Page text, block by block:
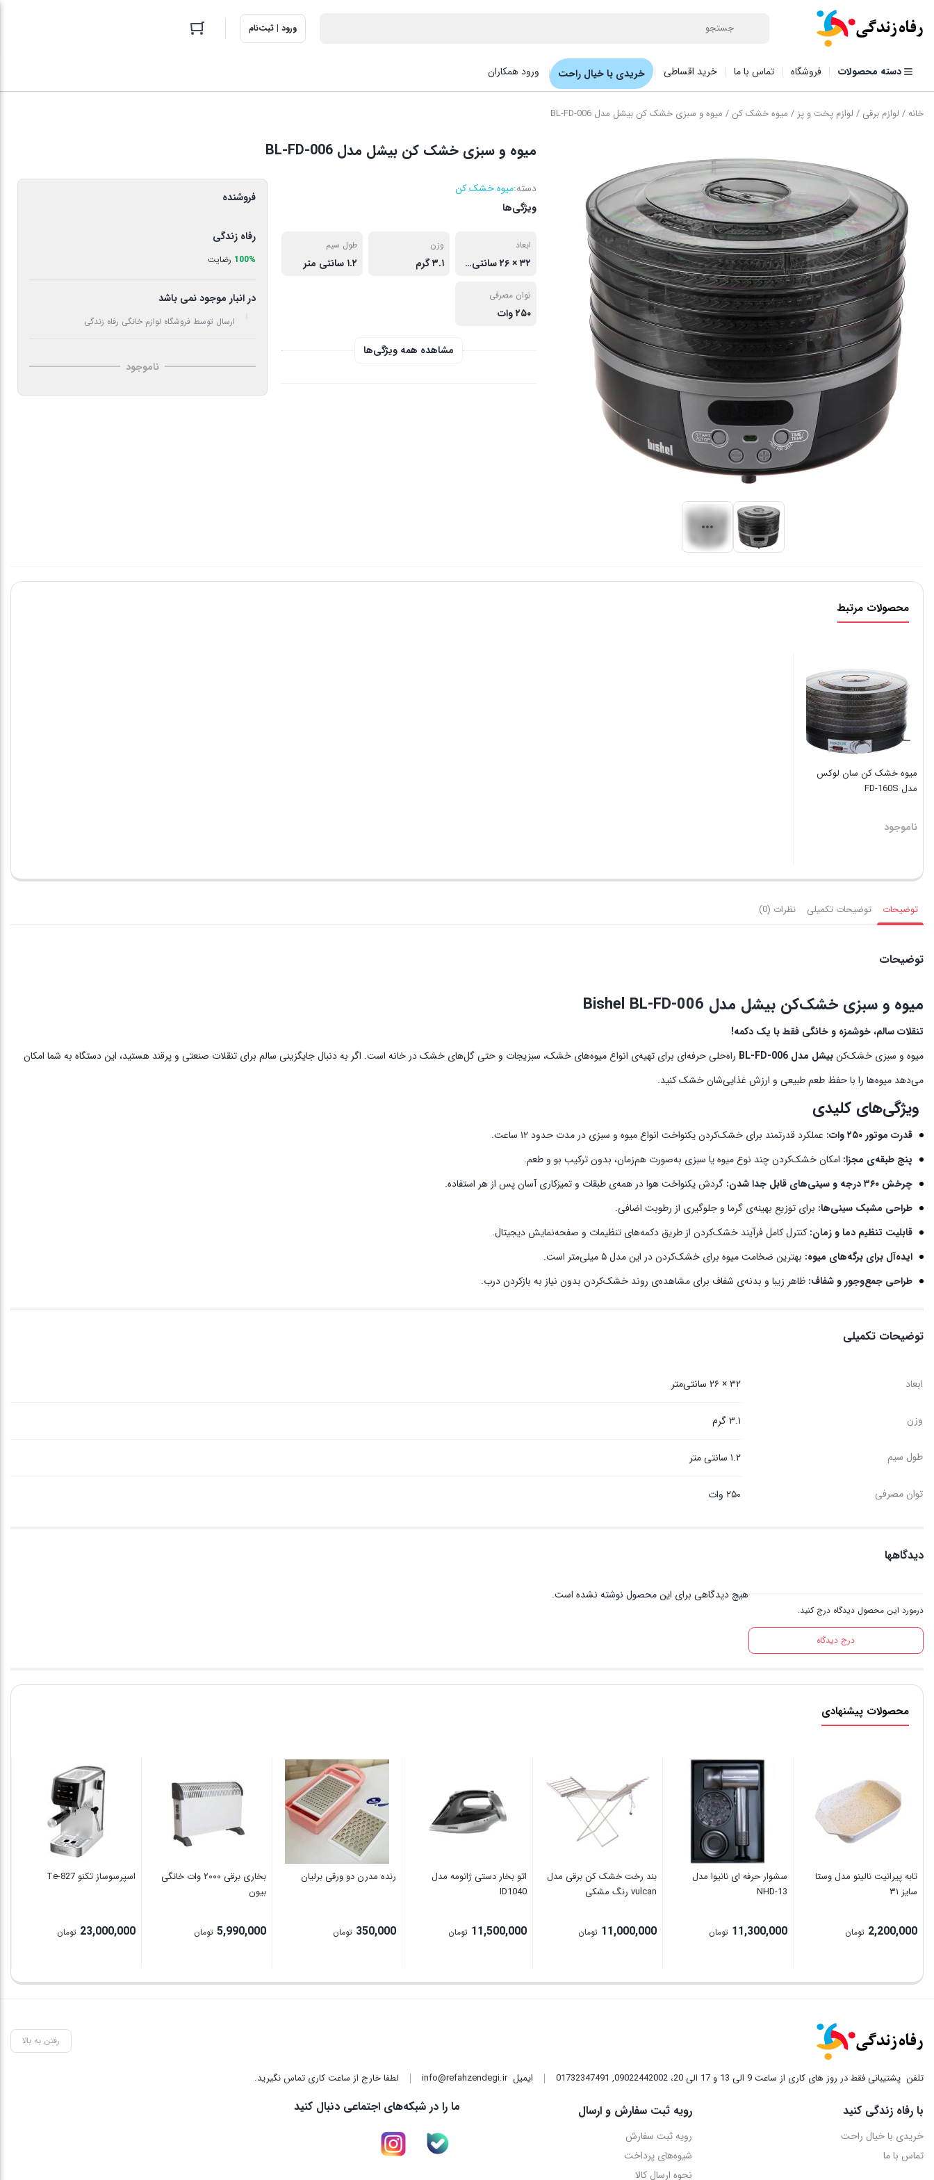
ورود | ثبت‌نام
دسته محصولات فروشگاه تماس با ما خرید اقساطی خریدی با خیال راحت ورود همکاران
خانه/ لوازم برقی / لوازم پخت و پز / میوه خشک کن / میوه و سبزی خشک کن بیشل مدل BL-FD-006
میوه و سبزی خشک کن بیشل مدل BL-FD-006
دسته:میوه خشک کن
ویژگی‌ها
ابعاد
۳۲ × ۲۶ سانتی‌متر
وزن
۳.۱ گرم
طول سیم
۱.۲ سانتی متر
توان مصرفی
۲۵۰ وات
مشاهده همه ویژگی‌ها
فروشنده
رفاه زندگی
100% رضایت
در انبار موجود نمی باشد
ارسال توسط فروشگاه لوازم خانگی رفاه زندگی
ناموجود
محصولات مرتبط
میوه خشک کن سان لوکس
مدل FD-160S
ناموجود
توضیحات توضیحات تکمیلی نظرات (0)
توضیحات
میوه و سبزی خشک‌کن بیشل مدل Bishel BL-FD-006
تنقلات سالم، خوشمزه و خانگی فقط با یک دکمه!
میوه و سبزی خشک‌کنبیشل مدل BL-FD-006
راه‌حلی حرفه‌ای برای تهیه‌ی انواع میوه‌های خشک، سبزیجات و حتی گل‌های خشک در خانه است. اگر به دنبال جایگزینی سالم برای تنقلات صنعتی و پرقند هستید، این دستگاه به شما امکان
می‌دهد میوه‌ها را با حفظ طعم طبیعی و ارزش غذایی‌شان خشک کنید.
ویژگی‌های کلیدی
قدرت موتور ۲۵۰ وات:
عملکرد قدرتمند برای خشک‌کردن یکنواخت انواع میوه و سبزی در مدت حدود ۱۲ ساعت.
پنج طبقه‌ی مجزا: امکان خشک‌کردن چند نوع میوه یا سبزی به‌صورت هم‌زمان، بدون ترکیب بو و طعم.
چرخش ۳۶۰ درجه و سینی‌های قابل جدا شدن:
گردش یکنواخت هوا در همه‌ی طبقات و تمیزکاری آسان پس از هر استفاده.
طراحی مشبک سینی‌ها: برای توزیع بهینه‌ی گرما و جلوگیری از رطوبت اضافی.
قابلیت تنظیم دما و زمان: کنترل کامل فرآیند خشک‌کردن از طریق دکمه‌های تنظیمات و صفحه‌نمایش دیجیتال.
ایده‌آل برای برگه‌های میوه: بهترین ضخامت میوه برای خشک‌کردن در این مدل ۵ میلی‌متر است.
طراحی جمع‌وجور و شفاف: ظاهر زیبا و بدنه‌ی شفاف برای مشاهده‌ی روند خشک‌کردن بدون نیاز به بازکردن درب.
توضیحات تکمیلی
ابعاد ۳۲ × ۲۶ سانتی‌متر
وزن ۳.۱ گرم
طول سیم ۱.۲ سانتی متر
توان مصرفی ۲۵۰ وات
دیدگاهها
درمورد این محصول دیدگاه درج کنید.
درج دیدگاه
هیچ دیدگاهی برای این محصول نوشته نشده است.
محصولات پیشنهادی
تابه پیرانیت نالینو مدل وستا
سایز ۳۱
2,200,000 تومان
سشوار حرفه ای نانیوا مدل
NHD-13
11,300,000 تومان
بند رخت خشک کن برقی مدل
vulcan رنگ مشکی
11,000,000 تومان
اتو بخار دستی ژانومه مدل
ID1040
11,500,000 تومان
رنده مدرن دو ورقی برلیان
350,000 تومان
بخاری برقی ۲۰۰۰ وات خانگی
بیون
5,990,000 تومان
اسپرسوساز تکنو Te‑827
23,000,000 تومان
رفتن به بالا
تلفن پشتیبانی فقط در روز های کاری از ساعت 9 الی 13 و 17 الی 20، 09022442002 ,
01732347491 ایمیلinfo@refahzendegi.ir لطفا خارج از ساعت کاری تماس نگیرید.
با رفاه زندگی کنید
خریدی با خیال راحت
تماس با ما
رویه ثبت سفارش و ارسال
رویه ثبت سفارش
شیوه‌های پرداخت
نحوه ارسال کالا
ما را در شبکه‌های اجتماعی دنبال کنید